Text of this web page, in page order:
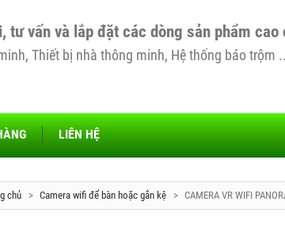
tư vấn và lắp đặt các dòng sản phẩm cao
Thiết bị nhà thông minh, Hệ thống báo trộm
LIÊN HỆ
chủ > Camera wifi để bàn hoặc gắn kệ > CAMERA VR WIFI